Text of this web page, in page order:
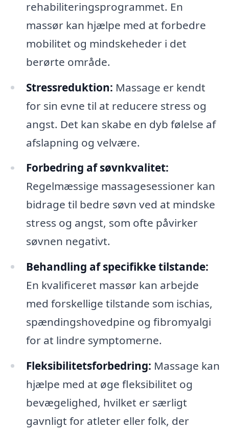
rehabiliteringsprogrammet. En
massør kan hjælpe med at forbedre
mobilitet og mindskeheder i det
berørte område.
Stressreduktion: Massage er kendt
for sin evne til at reducere stress og
angst. Det kan skabe en dyb følelse af
afslapning og velvære.
Forbedring af søvnkvalitet:
Regelmæssige massagesessioner kan
bidrage til bedre søvn ved at mindske
stress og angst, som ofte påvirker
søvnen negativt.
Behandling af specifikke tilstande:
En kvalificeret massør kan arbejde
med forskellige tilstande som ischias,
spændingshovedpine og fibromyalgi
for at lindre symptomerne.
Fleksibilitetsforbedring: Massage kan
hjælpe med at øge fleksibilitet og
bevægelighed, hvilket er særligt
gavnligt for atleter eller folk, der